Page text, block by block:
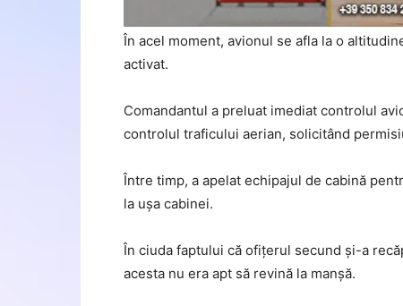
În acel moment, avionul se afla la o
activat.
Comandantul a preluat imediat controlul
controlul traficului aerian, solicitând
Între timp, a apelat echipajul de cabină
la ușa cabinei.
În ciuda faptului că ofițerul secund și-a
acesta nu era apt să revină la manșă.